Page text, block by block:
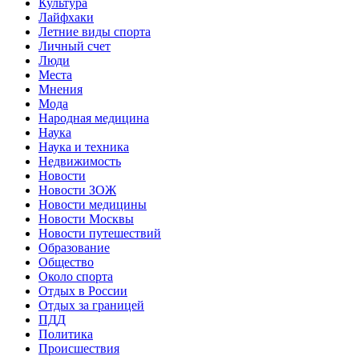
Лайфхаки
Летние виды спорта
Личный счет
Люди
Места
Мнения
Мода
Народная медицина
Наука
Наука и техника
Недвижимость
Новости
Новости ЗОЖ
Новости медицины
Новости Москвы
Новости путешествий
Образование
Общество
Около спорта
Отдых в России
Отдых за границей
ПДД
Политика
Происшествия